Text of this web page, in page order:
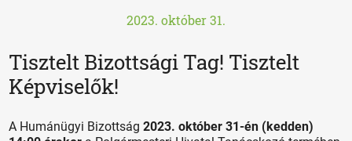
2023. október 31.
Tisztelt Bizottsági Tag! Tisztelt
Képviselők!
A Humánügyi Bizottság2023. október 31-én (kedden)